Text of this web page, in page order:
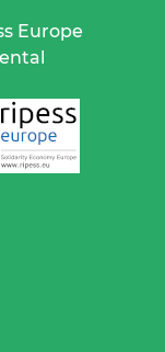
Europe